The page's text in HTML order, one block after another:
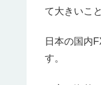
て大きいこ
日本の国内
す。